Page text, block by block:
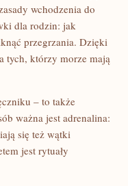
wchodzenia do
dla rodzin: jak
przegrzania. Dzięki
tych, którzy morze mają
– to także
ważna jest adrenalina:
się też wątki
jest rytuały